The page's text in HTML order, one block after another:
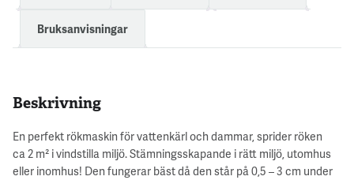
Bruksanvisningar
Beskrivning
En perfekt rökmaskin för vattenkärl och dammar, sprider röken
ca 2 m² i vindstilla miljö. Stämningsskapande i rätt miljö, utomhus
eller inomhus! Den fungerar bäst då den står på 0,5 – 3 cm under